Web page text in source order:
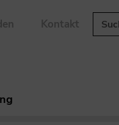
Kontakt